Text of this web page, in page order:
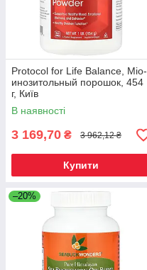
Protocol for Life Balance, Міо-
инозитольный порошок, 454
г, Київ
В наявності
3 169,70 ₴ 3 962,12 ₴
Купити
–20%